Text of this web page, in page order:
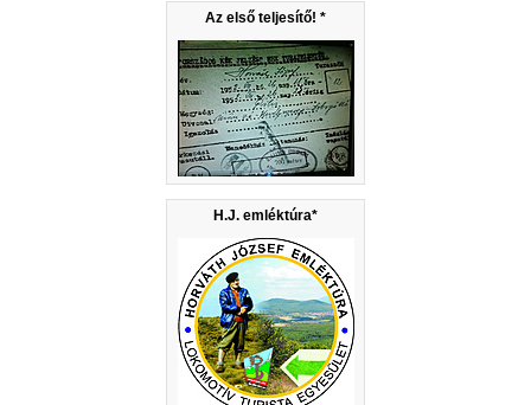
Az első teljesítő! *
H.J. emléktúra*